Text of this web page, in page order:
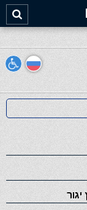
יגור